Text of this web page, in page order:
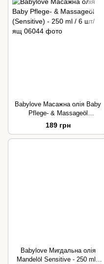
Babylove Масажна олія Baby
Pflege- & Massageöl
(Sensitive) - 250 ml / 6 шт/ящ
189 грн
Babylove Мигдальна олія
Mandelöl Sensitive - 250 ml /